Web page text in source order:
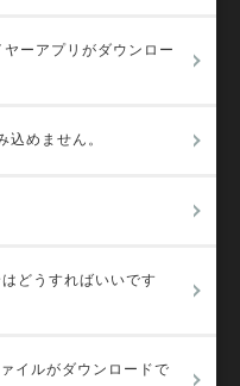
ーアプリがダウンロー
込めません。
どうすればいいです
イルがダウンロードで